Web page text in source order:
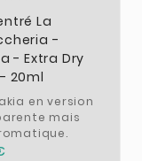
La
-
- Extra Dry
20ml
en version
mais